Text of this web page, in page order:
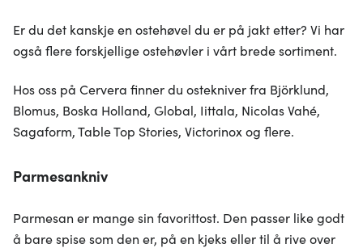
Er du det kanskje en ostehøvel du er på jakt etter? Vi har
også flere forskjellige ostehøvler i vårt brede sortiment.
Hos oss på Cervera finner du ostekniver fra Björklund,
Blomus, Boska Holland, Global, Iittala, Nicolas Vahé,
Sagaform, Table Top Stories, Victorinox og flere.
Parmesankniv
Parmesan er mange sin favorittost. Den passer like godt
å bare spise som den er, på en kjeks eller til å rive over